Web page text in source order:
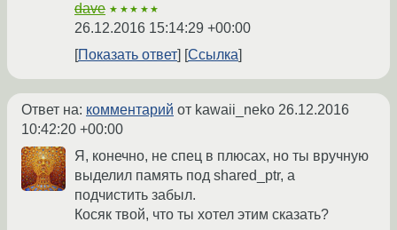
dave ★★★★★
26.12.2016 15:14:29 +00:00
Показать ответ
Ссылка
Ответ на: комментарий от kawaii_neko 26.12.2016
10:42:20 +00:00
Я, конечно, не спец в плюсах, но ты вручную
выделил память под shared_ptr, а
подчистить забыл.
Косяк твой, что ты хотел этим сказать?